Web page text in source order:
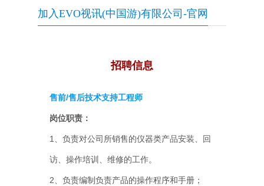
加入EVO视讯(中国游)有限公司-官网
招聘信息
售前/售后技术支持工程师
岗位职责：
1、负责对公司所销售的仪器类产品安装、回
访、操作培训、维修的工作。
2、负责编制负责产品的操作程序和手册；